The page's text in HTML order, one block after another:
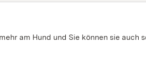
am Hund und Sie können sie auch